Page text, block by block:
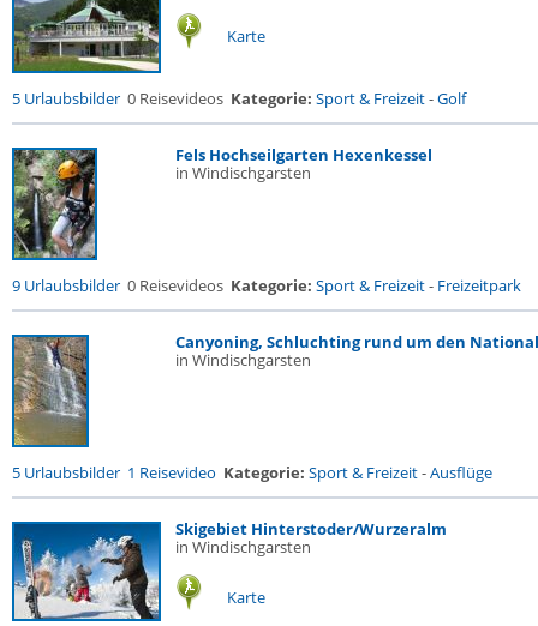
Karte
5 Urlaubsbilder 0 Reisevideos Kategorie: Sport & Freizeit-Golf
Fels Hochseilgarten Hexenkessel
in Windischgarsten
9 Urlaubsbilder 0 Reisevideos Kategorie: Sport & Freizeit- Freizeitpark
Canyoning, Schluchting rund um den
in Windischgarsten
5 Urlaubsbilder 1 Reisevideo Kategorie: Sport & Freizeit-Ausflüge
Skigebiet Hinterstoder/Wurzeralm
in Windischgarsten
Karte